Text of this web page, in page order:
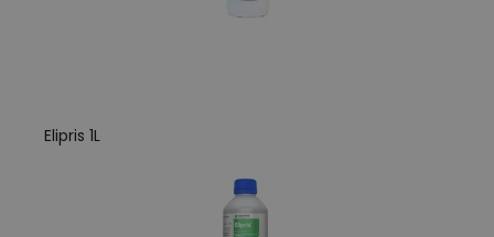
Elipris 1L